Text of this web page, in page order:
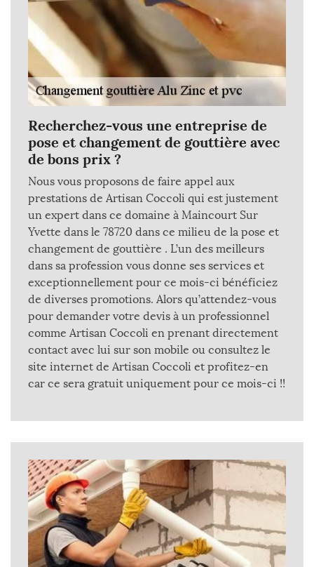
Recherchez-vous une entreprise de
pose et changement de gouttière avec
de bons prix ?
Nous vous proposons de faire appel aux
prestations de Artisan Coccoli qui est justement
un expert dans ce domaine à Maincourt Sur
Yvette dans le 78720 dans ce milieu de la pose et
changement de gouttière . L’un des meilleurs
dans sa profession vous donne ses services et
exceptionnellement pour ce mois-ci bénéficiez
de diverses promotions. Alors qu’attendez-vous
pour demander votre devis à un professionnel
comme Artisan Coccoli en prenant directement
contact avec lui sur son mobile ou consultez le
site internet de Artisan Coccoli et profitez-en
car ce sera gratuit uniquement pour ce mois-ci !!